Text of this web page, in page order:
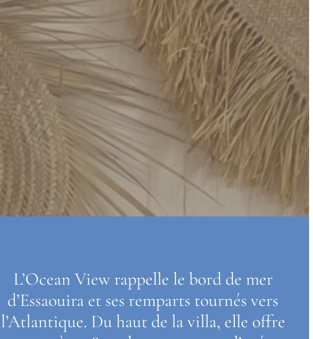
L’Ocean View rappelle le bord de mer
d’Essaouira et ses remparts tournés vers
l’Atlantique. Du haut de la villa, elle offre